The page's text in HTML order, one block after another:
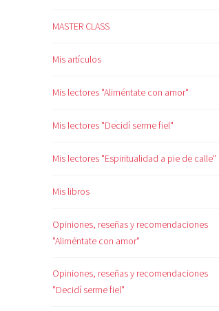
MASTER CLASS
Mis artículos
Mis lectores "Aliméntate con amor"
Mis lectores "Decidí serme fiel"
Mis lectores "Espiritualidad a pie de calle"
Mis libros
Opiniones, reseñas y recomendaciones
"Aliméntate con amor"
Opiniones, reseñas y recomendaciones
"Decidí serme fiel"